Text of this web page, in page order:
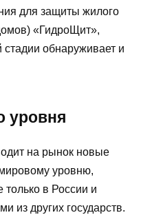
для защиты жилого
«ГидроЩит»,
обнаруживает и
уровня
на рынок новые
уровню,
в России и
из других государств.